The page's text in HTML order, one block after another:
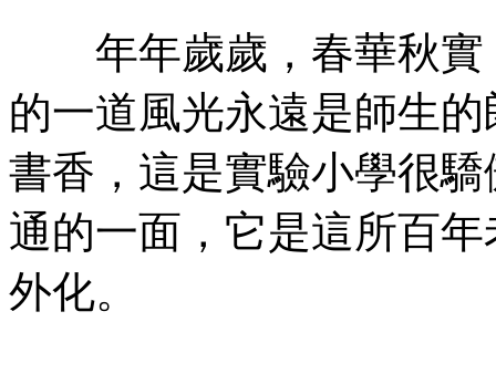
年年歲歲，春華秋實
的一道風光永遠是師生
書香，這是實驗小學很
通的一面，它是這所百
外化。